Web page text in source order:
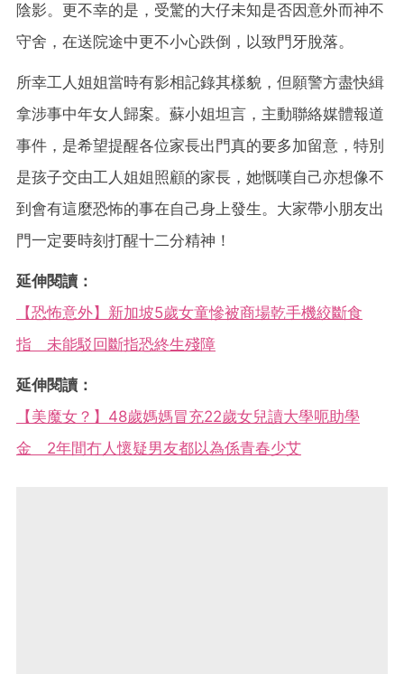
陰影。更不幸的是，受驚的大仔未知是否因意外而神不
守舍，在送院途中更不小心跌倒，以致門牙脫落。
所幸工人姐姐當時有影相記錄其樣貌，但願警方盡快緝
拿涉事中年女人歸案。蘇小姐坦言，主動聯絡媒體報道
事件，是希望提醒各位家長出門真的要多加留意，特別
是孩子交由工人姐姐照顧的家長，她慨嘆自己亦想像不
到會有這麼恐怖的事在自己身上發生。大家帶小朋友出
門一定要時刻打醒十二分精神！
延伸閱讀：
【恐怖意外】新加坡5歲女童慘被商場乾手機絞斷食
指 未能駁回斷指恐終生殘障
延伸閱讀：
【美魔女？】48歲媽媽冒充22歲女兒讀大學呃助學
金 2年間冇人懷疑男友都以為係青春少艾